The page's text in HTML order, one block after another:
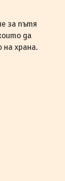
за пътя
да
храна.